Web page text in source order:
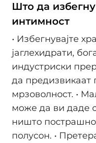
Што да
интимност
• Избегнувајте
јаглехидрати,
индустриски
да предизвикаат
мрзоволност. •
може да ви даде
ништо
полусон. •